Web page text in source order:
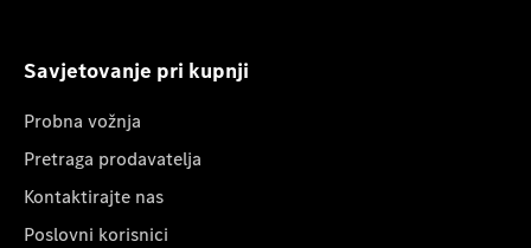
Savjetovanje pri kupnji
Probna vožnja
Pretraga prodavatelja
Kontaktirajte nas
Poslovni korisnici